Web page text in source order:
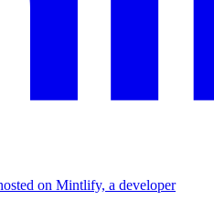
on Mintlify, a developer